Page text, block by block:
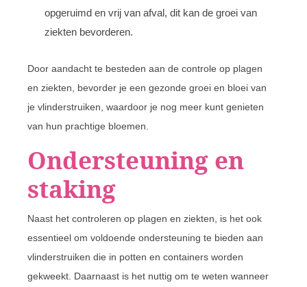
opgeruimd en vrij van afval, dit kan de groei van
ziekten bevorderen.
Door aandacht te besteden aan de controle op plagen
en ziekten, bevorder je een gezonde groei en bloei van
je vlinderstruiken, waardoor je nog meer kunt genieten
van hun prachtige bloemen.
Ondersteuning en
staking
Naast het controleren op plagen en ziekten, is het ook
essentieel om voldoende ondersteuning te bieden aan
vlinderstruiken die in potten en containers worden
gekweekt. Daarnaast is het nuttig om te weten wanneer